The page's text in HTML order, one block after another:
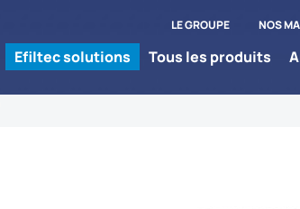
LE GROUPE NOS
Efiltec solutions Tous les produits